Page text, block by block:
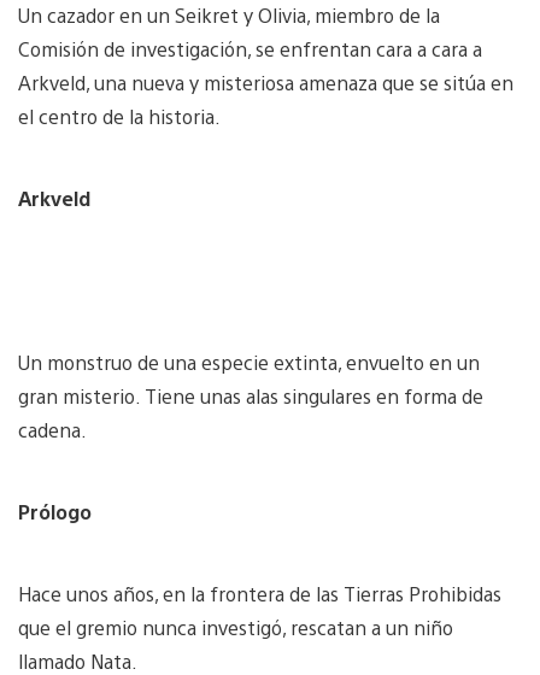
Un cazador en un Seikret y Olivia, miembro de la
Comisión de investigación, se enfrentan cara a cara a
Arkveld, una nueva y misteriosa amenaza que se sitúa en
el centro de la historia.
Arkveld
Un monstruo de una especie extinta, envuelto en un
gran misterio. Tiene unas alas singulares en forma de
cadena.
Prólogo
Hace unos años, en la frontera de las Tierras Prohibidas
que el gremio nunca investigó, rescatan a un niño
llamado Nata.